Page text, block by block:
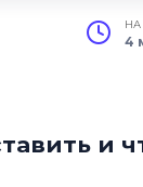
НА
4
и